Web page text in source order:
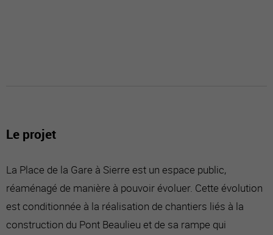
Le projet
La Place de la Gare à Sierre est un espace public,
réaménagé de manière à pouvoir évoluer. Cette évolution
est conditionnée à la réalisation de chantiers liés à la
construction du Pont Beaulieu et de sa rampe qui